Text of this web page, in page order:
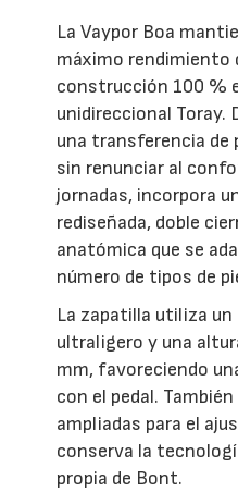
La Vaypor Boa
máximo rendimiento
construcción 100 %
unidireccional Toray.
una transferencia
sin renunciar al
jornadas, incorpora
rediseñada, doble
anatómica que se
número de tipos de
La zapatilla utiliza
ultraligero y una
mm, favoreciendo
con el pedal.
ampliadas para el
conserva la
propia de Bont.